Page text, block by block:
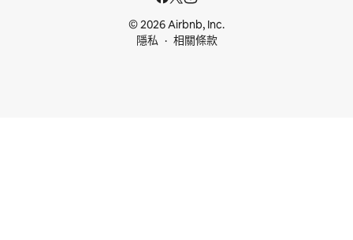
© 2026 Airbnb, Inc.
隱私
相關條款